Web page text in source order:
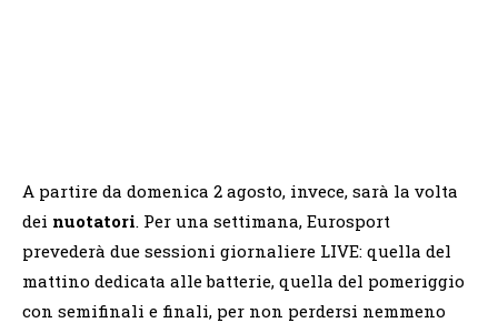
A partire da domenica 2 agosto, invece, sarà la volta
dei nuotatori. Per una settimana, Eurosport
prevederà due sessioni giornaliere LIVE: quella del
mattino dedicata alle batterie, quella del pomeriggio
con semifinali e finali, per non perdersi nemmeno